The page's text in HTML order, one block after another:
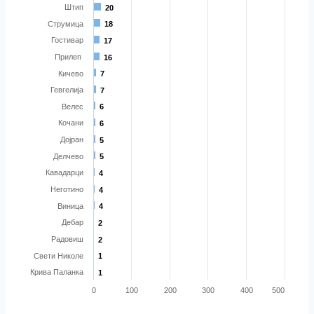
20
20
18
18
17
17
16
16
7
7
7
7
6
6
6
6
5
5
5
5
4
4
4
4
4
4
2
2
2
2
1
1
1
1
Штип
Струмица
Гостивар
Прилеп
Кичево
Гевгелија
Велес
Кочани
Дојран
Делчево
Кавадарци
Неготино
Виница
Дебар
Радовиш
Свети Николе
Крива Паланка
0 100 200 300 400 500